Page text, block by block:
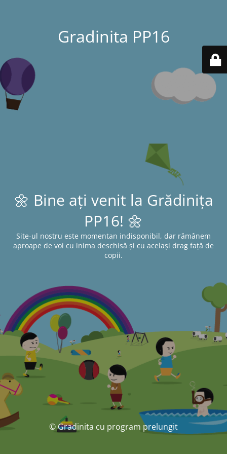
Gradinita PP16
🌼 Bine ați venit la Grădinița
PP16! 🌼
Site-ul nostru este momentan indisponibil, dar rămânem
aproape de voi cu inima deschisă și cu același drag față de
copii.
© Gradinita cu program prelungit